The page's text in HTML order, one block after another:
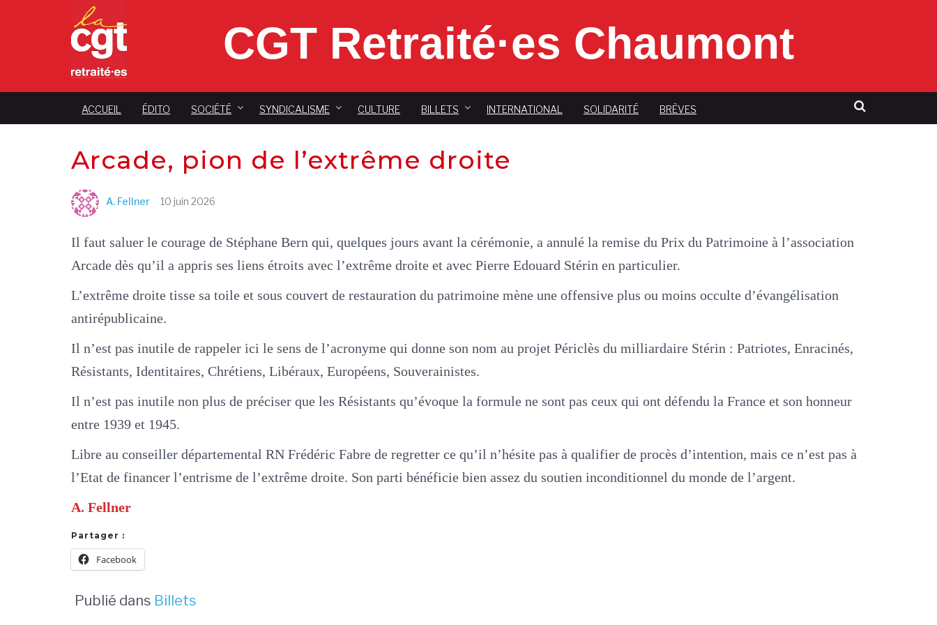
CGT Retraité·es Chaumont
ACCUEIL ÉDITO SOCIÉTÉ SYNDICALISME CULTURE BILLETS INTERNATIONAL SOLIDARITÉ BRÈVES
Arcade, pion de l’extrême droite
A. Fellner 10 juin 2026
Il faut saluer le courage de Stéphane Bern qui, quelques jours avant la cérémonie, a annulé la remise du Prix du Patrimoine à l’association
Arcade dès qu’il a appris ses liens étroits avec l’extrême droite et avec Pierre Edouard Stérin en particulier.
L’extrême droite tisse sa toile et sous couvert de restauration du patrimoine mène une offensive plus ou moins occulte d’évangélisation
antirépublicaine.
Il n’est pas inutile de rappeler ici le sens de l’acronyme qui donne son nom au projet Périclès du milliardaire Stérin : Patriotes, Enracinés,
Résistants, Identitaires, Chrétiens, Libéraux, Européens, Souverainistes.
Il n’est pas inutile non plus de préciser que les Résistants qu’évoque la formule ne sont pas ceux qui ont défendu la France et son honneur
entre 1939 et 1945.
Libre au conseiller départemental RN Frédéric Fabre de regretter ce qu’il n’hésite pas à qualifier de procès d’intention, mais ce n’est pas à
l’Etat de financer l’entrisme de l’extrême droite. Son parti bénéficie bien assez du soutien inconditionnel du monde de l’argent.
A. Fellner
Partager :
Facebook
Publié dans Billets